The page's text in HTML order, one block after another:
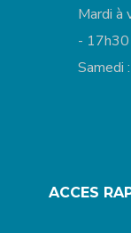
Mardi à
- 17h30
Samedi
ACCES